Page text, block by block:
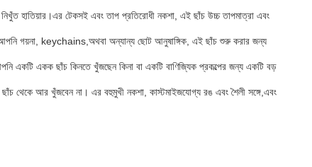
হাতিয়ার।এর টেকসই এবং তাপ প্রতিরোধী নকশা, এই ছাঁচ উচ্চ তাপমাত্রা এবং
গয়না, keychains,অথবা অন্যান্য ছোট আনুষাঙ্গিক, এই ছাঁচ শুরু করার জন্য
একটি একক ছাঁচ কিনতে খুঁজছেন কিনা বা একটি বাণিজ্যিক প্রকল্পের জন্য একটি বড়
থেকে আর খুঁজবেন না। এর বহুমুখী নকশা, কাস্টমাইজযোগ্য রঙ এবং শৈলী সঙ্গে,এবং